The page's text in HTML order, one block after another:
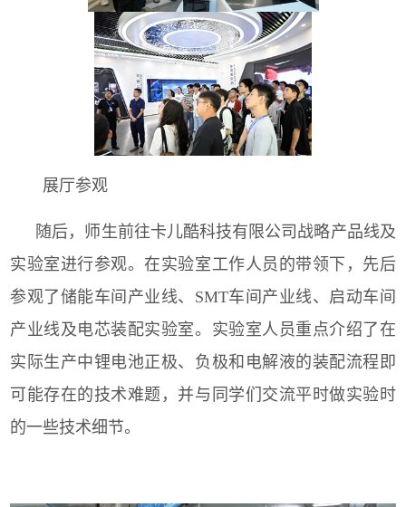
展厅参观
随后，师生前往卡儿酷科技有限公司战略产品线及
实验室进行参观。在实验室工作人员的带领下，先后
参观了储能车间产业线、 SMT车间产业线、启动车间
产业线及电芯装配实验室。实验室人员重点介绍了在
实际生产中锂电池正极、负极和电解液的装配流程即
可能存在的技术难题，并与同学们交流平时做实验时
的一些技术细节。